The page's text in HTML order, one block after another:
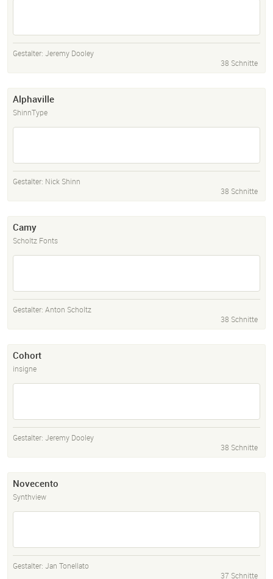
Gestalter: Jeremy Dooley
38 Schnitte
Alphaville
ShinnType
Gestalter: Nick Shinn
38 Schnitte
Camy
Scholtz Fonts
Gestalter: Anton Scholtz
38 Schnitte
Cohort
insigne
Gestalter: Jeremy Dooley
38 Schnitte
Novecento
Synthview
Gestalter: Jan Tonellato
37 Schnitte